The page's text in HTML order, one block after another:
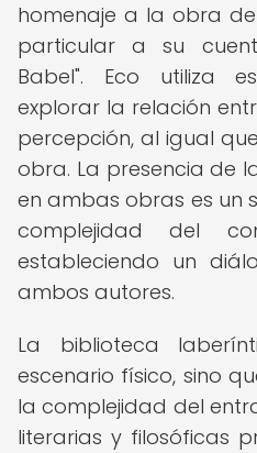
homenaje a la obra de
particular a su
Babel". Eco utiliza
explorar la relación
percepción, al igual
obra. La presencia de
en ambas obras es un
complejidad del
estableciendo un
ambos autores.
La biblioteca
escenario físico, sino
la complejidad del
literarias y filosóficas